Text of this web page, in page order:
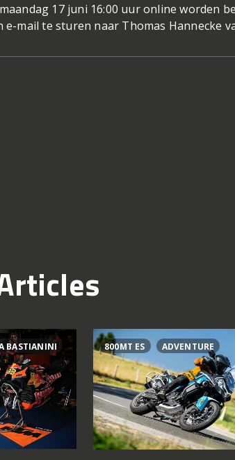
17 juni 16:00 uur online worden
e-mail te sturen naar Thomas Hannecke
BASTIANINI 800MT ES ADVENTURE